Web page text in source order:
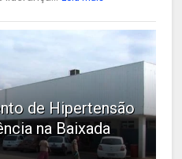
de Hipertensão
na Baixada